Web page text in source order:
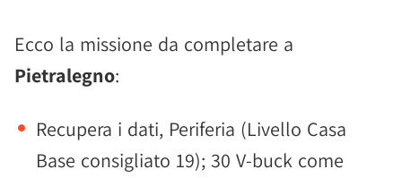
Ecco la missione da completare a
Pietralegno:
Recupera i dati, Periferia (Livello Casa
Base consigliato 19); 30 V-buck come